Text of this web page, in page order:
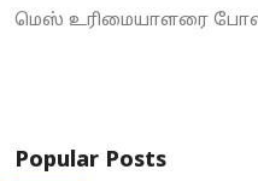
மெஸ் உரிமையாளரை
Popular Posts